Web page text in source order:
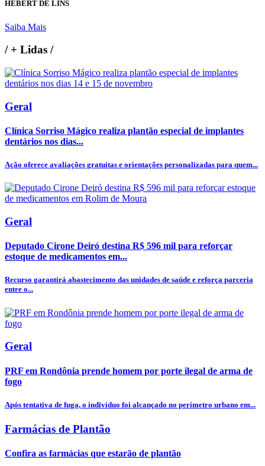
HEBERT DE LINS
Saiba Mais
/+ Lidas /
Geral
Clínica Sorriso Mágico realiza plantão especial de implantes
dentários nos dias...
Ação oferece avaliações gratuitas e orientações personalizadas para quem...
Geral
Deputado Cirone Deiró destina R$ 596 mil para reforçar
estoque de medicamentos em...
Recurso garantirá abastecimento das unidades de saúde e reforça parceria
entre o...
Geral
PRF em Rondônia prende homem por porte ilegal de arma de
fogo
Após tentativa de fuga, o indivíduo foi alcançado no perímetro urbano em...
Farmácias de Plantão
Confira as farmácias que estarão de plantão